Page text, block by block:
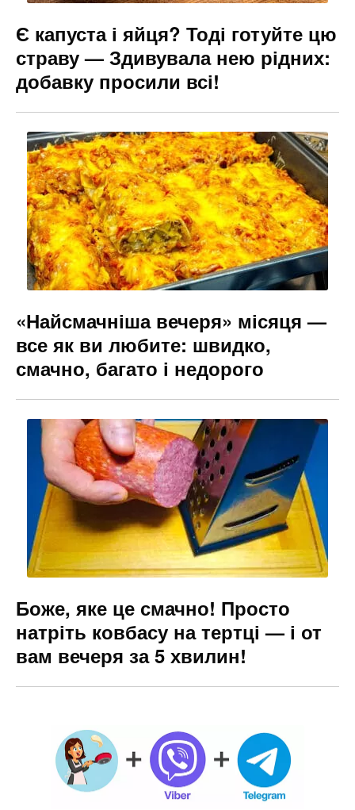
Є капуста і яйця? Тоді готуйте цю
страву — Здивувала нею рідних:
добавку просили всі!
«Найсмачніша вечеря» місяця —
все як ви любите: швидко,
смачно, багато і недорого
Боже, яке це смачно! Просто
натріть ковбасу на тертці — і от
вам вечеря за 5 хвилин!